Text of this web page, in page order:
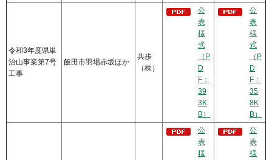
令和3年度県単
治山事業第7号
工事
飯田市羽場赤坂ほか
共歩
（株）
公
表
様
式
（P
D
F：
39
3K
B）
公
表
様
式
（P
D
F：
35
8K
B）
公
表
様
公
表
様